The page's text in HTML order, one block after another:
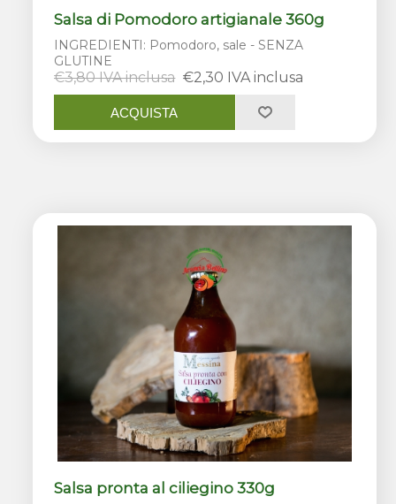
Salsa di Pomodoro artigianale 360g
INGREDIENTI: Pomodoro, sale - SENZA
GLUTINE
€3,80 IVA inclusa €2,30 IVA inclusa
ACQUISTA
Salsa pronta al ciliegino 330g